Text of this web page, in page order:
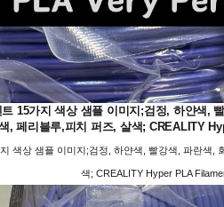
15가지 색상 샘플 이미지;검정, 하얀색,
, 페리블루,피치 퍼즈, 살색; CREALITY
색상 샘플 이미지;검정, 하얀색, 빨강색, 파란색
색; CREALITY Hyper PLA